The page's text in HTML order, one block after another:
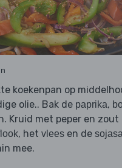
koekenpan op
olie.. Bak de paprika,
Kruid met peper en zout
, het vlees en de
mee.